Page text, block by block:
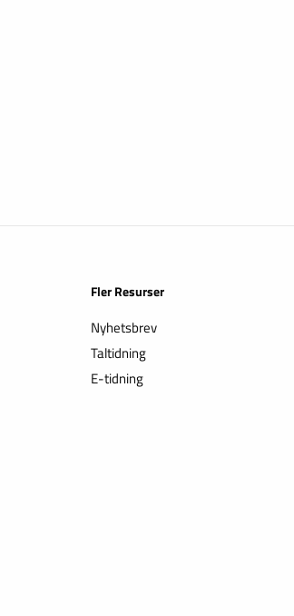
Fler Resurser
Nyhetsbrev
Taltidning
E-tidning